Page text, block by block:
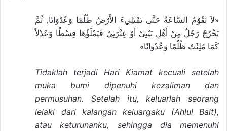
«لاَ تَقُوْمُ السَّاعَةُ حَتَّى تَمْتَلِيءَ الأَرْضُ ظُلْمًا وَعُدْوَانًا, ثُمَّ
يَخْرُجُ رَجُلٌ مِنْ أَهْلِ بَيْتِيْ أَوْ عِتْرَتِيْ فَيَمْلَؤُهَا قِسْطًا وَعَدْلاً
كَمَا مُلِئَتْ ظُلْمًا وَعُدْوَانًا»
Tidaklah terjadi Hari Kiamat kecuali setelah
muka bumi dipenuhi kezaliman dan
permusuhan. Setelah itu, keluarlah seorang
lelaki dari kalangan keluargaku (Ahlul Bait),
atau keturunanku, sehingga dia memenuhi